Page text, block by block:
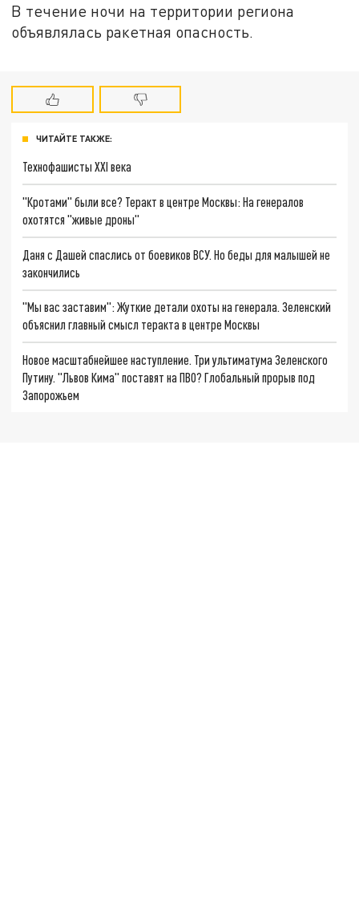
В течение ночи на территории региона
объявлялась ракетная опасность.
ЧИТАЙТЕ ТАКЖЕ:
Технофашисты XXI века
"Кротами" были все? Теракт в центре Москвы: На генералов
охотятся "живые дроны"
Даня с Дашей спаслись от боевиков ВСУ. Но беды для малышей не
закончились
"Мы вас заставим": Жуткие детали охоты на генерала. Зеленский
объяснил главный смысл теракта в центре Москвы
Новое масштабнейшее наступление. Три ультиматума Зеленского
Путину. "Львов Кима" поставят на ПВО? Глобальный прорыв под
Запорожьем